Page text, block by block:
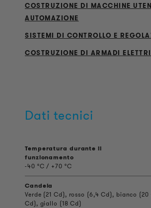
COSTRUZIONE DI MACCHINE
AUTOMAZIONE
SISTEMI DI CONTROLLO E
COSTRUZIONE DI ARMADI
Dati tecnici
Temperatura durante il
funzionamento
-40 °C / +70 °C
Candela
Verde (21 Cd), rosso (6,4 Cd), bianco
Cd), giallo (18 Cd)